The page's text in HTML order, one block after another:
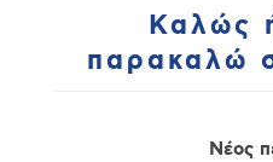
Καλώς
παρακαλώ
Νέος